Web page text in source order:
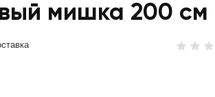
мишка 200 см